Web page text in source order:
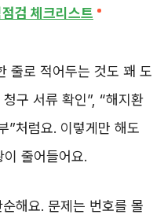
검 체크리스트
줄로 적어두는 것도 꽤 도
구 서류 확인”, “해지환
”처럼요. 이렇게만 해도
줄어들어요.
해요. 문제는 번호를 몰